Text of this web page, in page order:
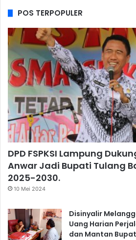
POS TERPOPULER
DPD FSPKSI Lampung
Anwar Jadi Bupati Tulang
2025-2030.
10 Mei 2024
Disinyalir
Uang Harian
dan Mantan